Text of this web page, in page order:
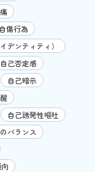
自傷行為
デンティティ）
自己否定感
自己暗示
自己誘発性嘔吐
バランス